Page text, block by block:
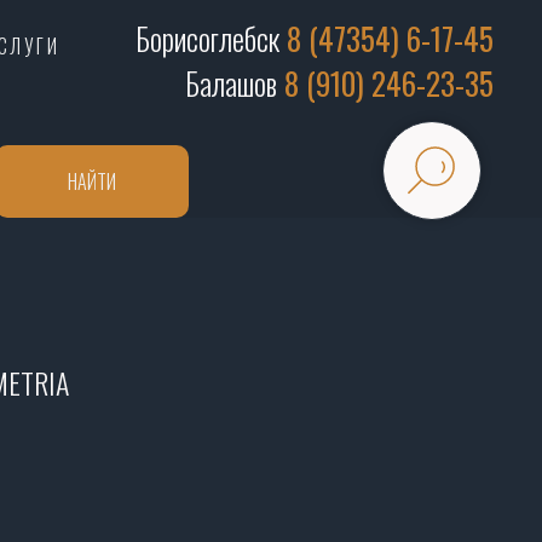
Борисоглебск8 (47354) 6-17-45
Балашов 8 (910) 246-23-35
НАЙТИ